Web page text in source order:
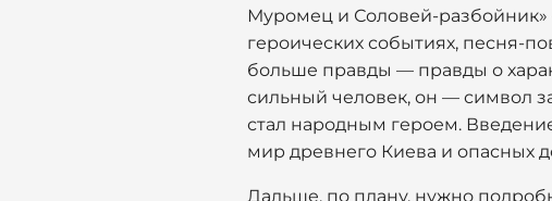
Муромец и Соловей-
героических событиях, песня-
больше правды — правды о
сильный человек, он — символ
стал народным героем.
мир древнего Киева и опасных
Дальше, по плану, нужно